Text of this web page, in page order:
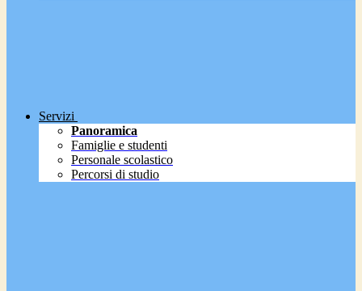
Servizi
Panoramica
Famiglie e studenti
Personale scolastico
Percorsi di studio